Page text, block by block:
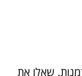
שאלו את